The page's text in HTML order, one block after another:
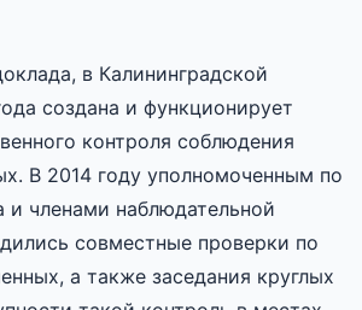
в Калининградской
создана и функционирует
контроля соблюдения
В 2014 году уполномоченным по
и членами наблюдательной
совместные проверки по
а также заседания круглых